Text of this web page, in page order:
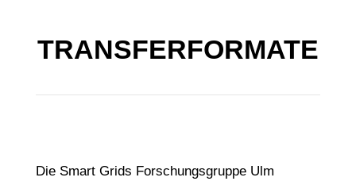
TRANSFERFORMATE
Die Smart Grids Forschungsgruppe Ulm